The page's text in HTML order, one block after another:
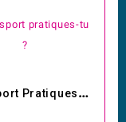
Q
Uel Sport Pratiques-Tu ?